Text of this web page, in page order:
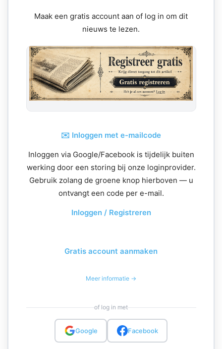
Maak een gratis account aan of log in om dit
nieuws te lezen.
✉️ Inloggen met e-mailcode
Inloggen via Google/Facebook is tijdelijk buiten
werking door een storing bij onze loginprovider.
Gebruik zolang de groene knop hierboven — u
ontvangt een code per e-mail.
Inloggen / Registreren
Gratis account aanmaken
Meer informatie →
of log in met
Google Facebook